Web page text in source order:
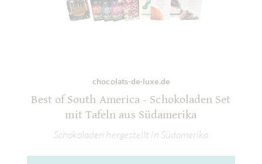
chocolats-de-luxe.de
Best of South America - Schokoladen Set
mit Tafeln aus Südamerika
Schokoladen hergestellt in Südamerika